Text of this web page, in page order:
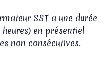
SST a une durée
en présentiel
non consécutives.